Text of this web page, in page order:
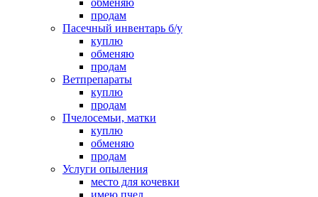
обменяю
продам
Пасечный инвентарь б/у
куплю
обменяю
продам
Ветпрепараты
куплю
продам
Пчелосемьи, матки
куплю
обменяю
продам
Услуги опыления
место для кочевки
имею пчел